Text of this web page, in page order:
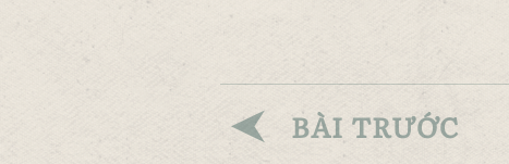
BÀI TRƯỚC